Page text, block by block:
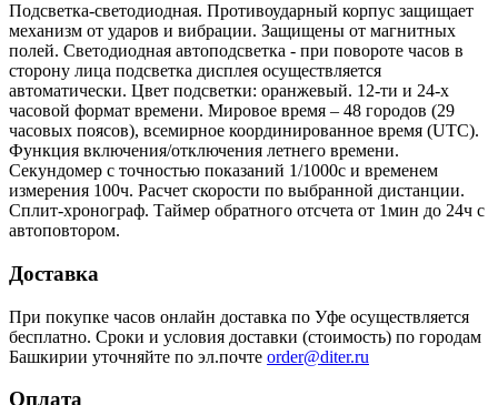
Подсветка-светодиодная. Противоударный корпус защищает
механизм от ударов и вибрации. Защищены от магнитных
полей. Светодиодная автоподсветка - при повороте часов в
сторону лица подсветка дисплея осуществляется
автоматически. Цвет подсветки: оранжевый. 12-ти и 24-х
часовой формат времени. Мировое время – 48 городов (29
часовых поясов), всемирное координированное время (UTC).
Функция включения/отключения летнего времени.
Секундомер с точностью показаний 1/1000с и временем
измерения 100ч. Расчет скорости по выбранной дистанции.
Сплит-хронограф. Таймер обратного отсчета от 1мин до 24ч с
автоповтором.
Доставка
При покупке часов онлайн доставка по Уфе осуществляется
бесплатно. Сроки и условия доставки (стоимость) по городам
Башкирии уточняйте по эл.почте order@diter.ru
Оплата